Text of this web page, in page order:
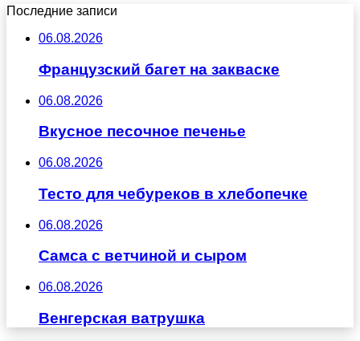
Последние записи
06.08.2026
Французский багет на закваске
06.08.2026
Вкусное песочное печенье
06.08.2026
Тесто для чебуреков в хлебопечке
06.08.2026
Самса с ветчиной и сыром
06.08.2026
Венгерская ватрушка